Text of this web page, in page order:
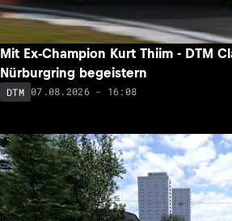
Mit Ex-Champion Kurt Thiim - DTM
Nürburgring begeistern
DTM 07.08.2026 - 16:08